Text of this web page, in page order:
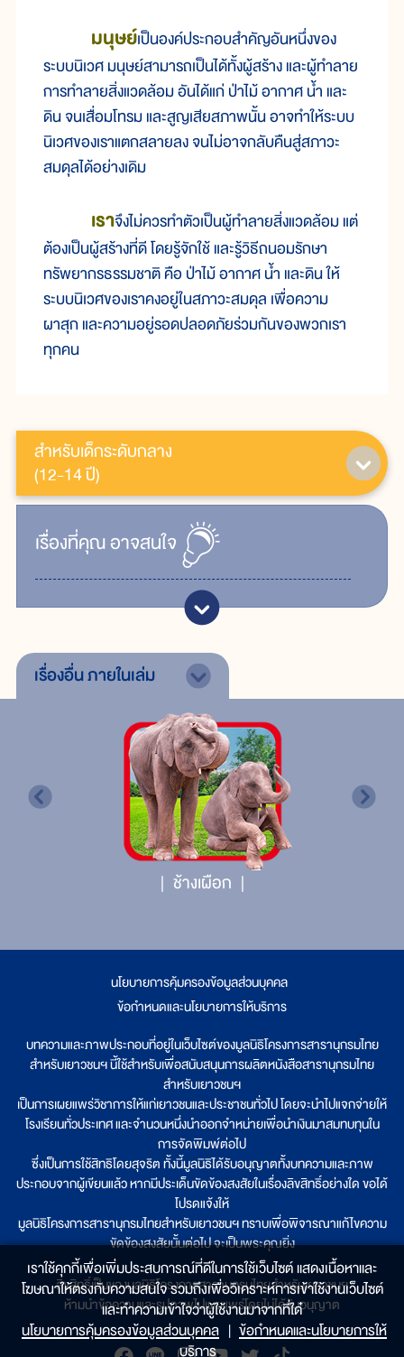
สำหรับเด็กระดับกลาง
(12-14 ปี)
เรื่ิองที่คุณอาจสนใจ
มนุษย์เป็นองค์ประกอบสำคัญอันหนึ่งของ
ระบบนิเวศ มนุษย์สามารถเป็นได้ทั้งผู้สร้าง และผู้ทำลาย
การทำลายสิ่งแวดล้อม อันได้แก่ ป่าไม้ อากาศ น้ำ และ
ดิน จนเสื่อมโทรม และสูญเสียสภาพนั้น อาจทำให้ระบบ
นิเวศของเราแตกสลายลง จนไม่อาจกลับคืนสู่สภาวะ
สมดุลได้อย่างเดิม
เราจึงไม่ควรทำตัวเป็นผู้ทำลายสิ่งแวดล้อม แต่
ต้องเป็นผู้สร้างที่ดี โดยรู้จักใช้ และรู้วิธีถนอมรักษา
ทรัพยากรธรรมชาติ คือ ป่าไม้ อากาศ น้ำ และดิน ให้
ระบบนิเวศของเราคงอยู่ในสภาวะสมดุล เพื่อความ
ผาสุก และความอยู่รอดปลอดภัยร่วมกันของพวกเรา
ทุกคน
เรื่องอื่นภายในเล่ม
ช้างเผือก
นโยบายการคุ้มครองข้อมูลส่วนบุคคล
ข้อกำหนดและนโยบายการให้บริการ
บทความและภาพประกอบที่อยู่ในเว็บไซต์ของมูลนิธิโครงการสารานุกรมไทย
สำหรับเยาวชนฯ นี้ใช้สำหรับเพื่อสนับสนุนการผลิตหนังสือสารานุกรมไทย
สำหรับเยาวชนฯ
เป็นการเผยแพร่วิชาการให้แก่เยาวชนและประชาชนทั่วไป โดยจะนำไปแจกจ่ายให้
โรงเรียนทั่วประเทศ และจำนวนหนึ่งนำออกจำหน่ายเพื่อนำเงินมาสมทบทุนใน
การจัดพิมพ์ต่อไป
ซึ่งเป็นการใช้สิทธิโดยสุจริต ทั้งนี้มูลนิธิได้รับอนุญาตทั้งบทความและภาพ
ประกอบจากผู้เขียนแล้ว หากมีประเด็นขัดข้องสงสัยในเรื่องลิขสิทธิ์อย่างใด ขอได้
โปรดแจ้งให้
มูลนิธิโครงการสารานุกรมไทยสำหรับเยาวชนฯ ทราบเพื่อพิจารณาแก้ไขความ
ขัดข้องสงสัยนั้นต่อไป จะเป็นพระคุณยิ่ง
ลิขสิทธิ์เป็นของมูลนิธิโครงการสารานุกรมไทยสำหรับเยาวชนฯ
ห้ามนำข้อความและรูปภาพไปเผยแพร่โดยไม่ได้รับอนุญาต
เราใช้คุกกี้เพื่อเพิ่มประสบการณ์ที่ดีในการใช้เว็บไซต์ แสดงเนื้อหาและ
โฆษณาให้ตรงกับความสนใจ รวมถึงเพื่อวิเคราะห์การเข้าใช้งานเว็บไซต์
และทำความเข้าใจว่าผู้ใช้งานมาจากที่ใด๋
นโยบายการคุ้มครองข้อมูลส่วนบุคคล | ข้อกำหนดและนโยบายการให้
บริการ